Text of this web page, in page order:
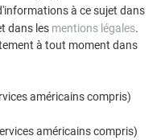
EN CFA OU AUPRÈS
POURQUOI LA
UN PILIER
EN FRANCE ?
PREFA) :Sur le marché
à ce sujet dans
dans les mentions légales.
à tout moment dans
américains compris)
américains compris)